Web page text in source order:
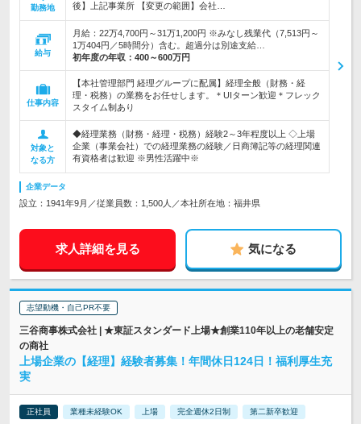
勤務地
後】上記事業所 【変更の範囲】会社…
給与
月給：22万4,700円～31万1,200円 ※みなし残業代（7,513円～
1万404円／5時間分）含む。超過分は別途支給…
初年度の年収： 400～600万円
仕事内容
【本社管理部門 経理グループに配属】経理全般（財務・経
理・税務）の業務をお任せします。＊UIターン歓迎＊フレック
スタイム制あり
対象と
なる方
◆経理業務（財務・経理・税務）経験2～3年程度以上 ◇上場
企業（事業会社）での経理業務の経験／日商簿記等の経理関連
有資格者は歓迎 ※男性活躍中※
企業データ
設立：1941年9月／従業員数：1,500人／本社所在地：福井県
求人詳細を見る 気になる
志望動機・自己PR不要
三谷商事株式会社 | ★東証スタンダード上場★創業110年以上の老舗安定
の商社
上場企業の【経理】経験者募集！年間休日124日！福利厚生充
実
正社員 業種未経験OK 上場 完全週休2日制 第二新卒歓迎